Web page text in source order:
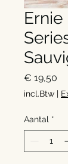
€ 19,50
incl.Btw |
Aantal *